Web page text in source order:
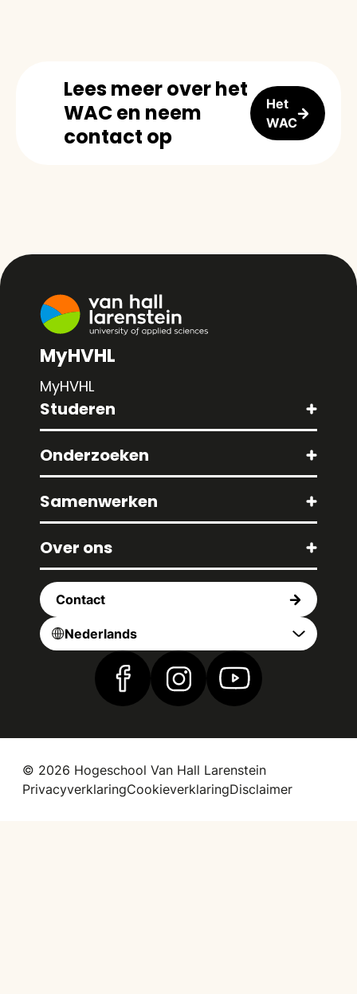
Lees meer over het
WAC en neem
contact op
Het
WAC
MyHVHL
MyHVHL
Studeren
Onderzoeken
Samenwerken
Over ons
Contact
Nederlands
Vind ons op Facebook
Vind ons op Instagram
Vind ons op
© 2026 Hogeschool Van Hall Larenstein
PrivacyverklaringCookieverklaringDisclaimer